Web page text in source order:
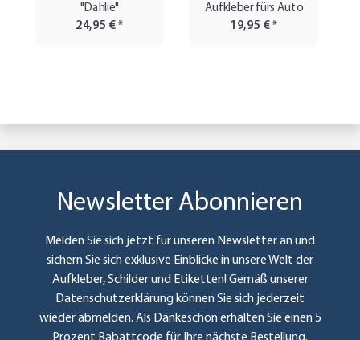
"Dahlie"
24,95 €*
Aufkleber fürs Auto
19,95 €*
Newsletter Abonnieren
Melden Sie sich jetzt für unseren Newsletter an und
sichern Sie sich exklusive Einblicke in unsere Welt der
Aufkleber, Schilder und Etiketten! Gemäß unserer
Datenschutzerklärung können Sie sich jederzeit
wieder abmelden. Als Dankeschön erhalten Sie einen 5
Prozent Rabattcode für Ihre nächste Bestellung.